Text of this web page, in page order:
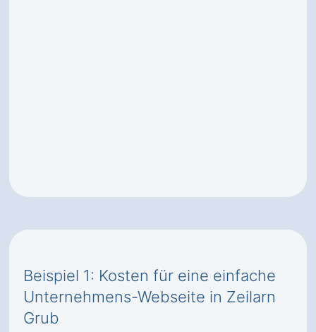
Beispiel 1: Kosten für eine einfache
Unternehmens-Webseite in Zeilarn
Grub